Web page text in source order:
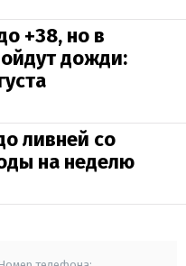
+38, но в
дожди:
ливней со
на неделю